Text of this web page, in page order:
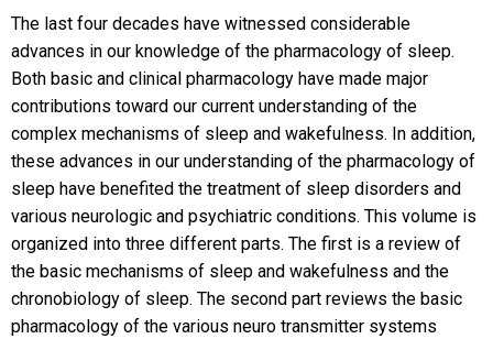
The last four decades have witnessed considerable
advances in our knowledge of the pharmacology of sleep.
Both basic and clinical pharmacology have made major
contributions toward our current understanding of the
complex mechanisms of sleep and wakefulness. In addition,
these advances in our understanding of the pharmacology of
sleep have benefited the treatment of sleep disorders and
various neurologic and psychiatric conditions. This volume is
organized into three different parts. The first is a review of
the basic mechanisms of sleep and wakefulness and the
chronobiology of sleep. The second part reviews the basic
pharmacology of the various neuro­ transmitter systems